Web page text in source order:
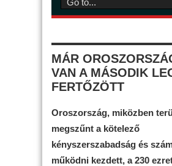
MÁR
VAN A MÁSODIK
FERTŐZÖTT
Oroszország, miközben
megszűnt a kötelező
kényszerszabadság és
működni kezdett, a 230